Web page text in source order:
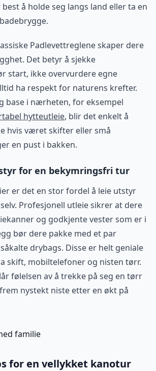
å holde seg langs land eller ta en
Padlevettreglene skaper dere
Det betyr å sjekke
start, ikke overvurdere egne
ha respekt for naturens krefter.
base i nærheten, for eksempel
hytteutleie, blir det enkelt å
hvis været skifter eller små
en pust i bakken.
for en bekymringsfri tur
er det en stor fordel å leie utstyr
Profesjonell utleie sikrer at dere
og godkjente vester som er i
bør dere pakke med et par
drybags. Disse er helt geniale
skift, mobiltelefoner og nisten tørr.
følelsen av å trekke på seg en tørr
nystekt niste etter en økt på
for en vellykket kanotur